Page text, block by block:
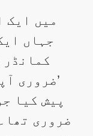
میں ایک
جہاں
’ضروری
پیش کیا
ضروری